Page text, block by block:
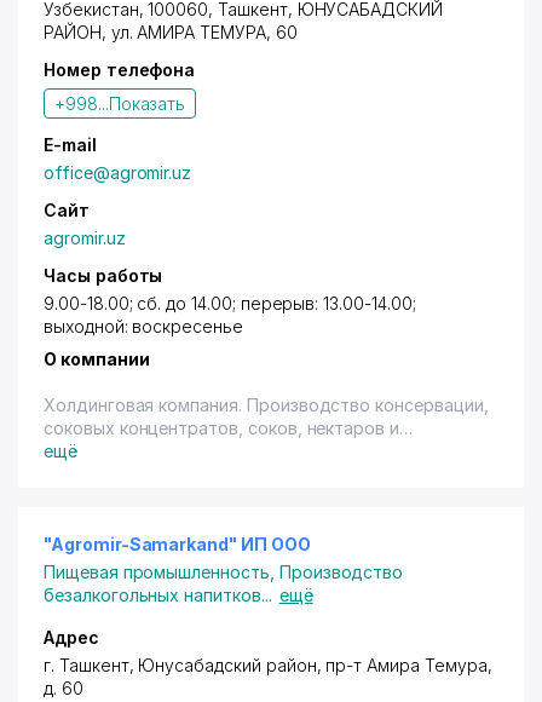
Узбекистан, 100060, Ташкент, ЮНУСАБАДСКИЙ
РАЙОН, ул. АМИРА ТЕМУРА, 60
Номер телефона
+998...Показать
E-mail
office@agromir.uz
Сайт
agromir.uz
Часы работы
9.00-18.00; сб. до 14.00; перерыв: 13.00-14.00;
выходной: воскресенье
О компании
Холдинговая компания. Производство консервации,
соковых концентратов, соков, нектаров и
винодельческой продукции.
ещё
"Agromir-Samarkand" ИП ООО
Пищевая промышленность Производство
безалкогольных напитков... ещё
Адрес
г. Ташкент, Юнусабадский район, пр-т Амира Темура,
д. 60